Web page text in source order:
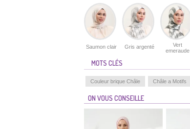
Saumon clair Gris argenté
Vert
emeraude
MOTS CLÉS
Couleur brique Châle Châle a Motifs
ON VOUS CONSEILLE